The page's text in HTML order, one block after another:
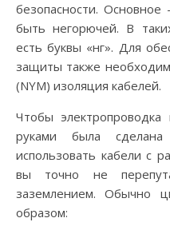
безопасности.
быть негорючей. В
есть буквы «нг». Для
защиты также
(NYM) изоляция кабелей.
Чтобы
руками была
использовать кабели с
вы точно не
заземлением. Обычно
образом: